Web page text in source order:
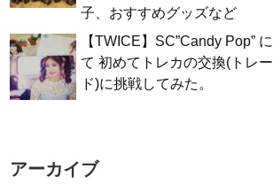
子、おすすめグッズなど
【TWICE】SC”Candy Pop” に
て 初めてトレカの交換(トレー
ド)に挑戦してみた。
アーカイブ